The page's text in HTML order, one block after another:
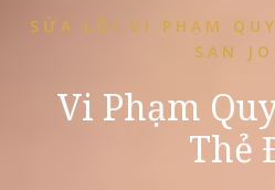
SỬA LỖI VI PHẠM
SAN
Vi Phạm
Thẻ